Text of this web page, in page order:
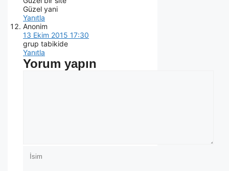
Güzel yani
Yanıtla
Anonim
13 Ekim 2015 17:30
grup tabikide
Yanıtla
Yorum yapın